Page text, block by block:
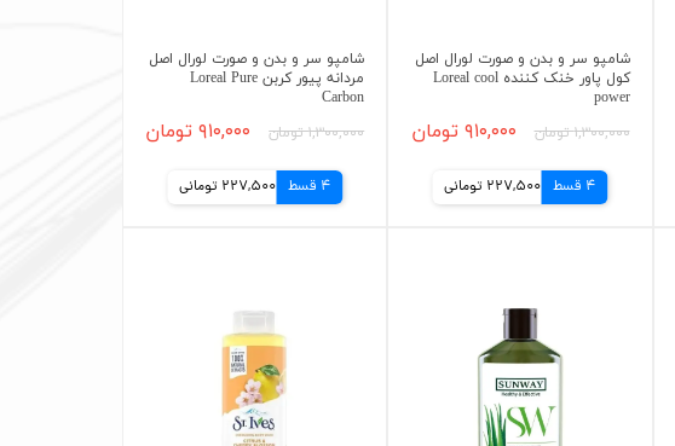
شامپو سر و بدن و صورت لورال اصل
کول پاور خنک کننده Loreal cool
power
۱,۳۰۰,۰۰۰ تومان ۹۱۰,۰۰۰ تومان
4 قسط 227,500 تومانی
شامپو سر و بدن و صورت لورال اصل
مردانه پیور کربن Loreal Pure
Carbon
۱,۳۰۰,۰۰۰ تومان ۹۱۰,۰۰۰ تومان
4 قسط 227,500 تومانی